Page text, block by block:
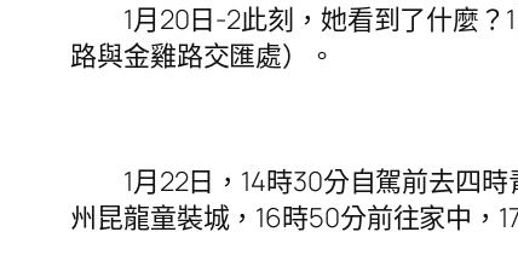
1月20日-2此刻，她看到了什麼？1
路與金雞路交匯處）。
1月22日，14時30分自駕前去四時
州昆龍童裝城，16時50分前往家中，